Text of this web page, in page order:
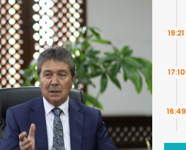
19:21
17:10
16:49